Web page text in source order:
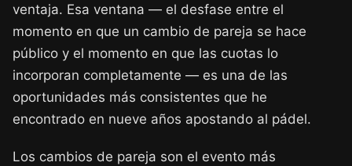
ventaja. Esa ventana — el desfase entre el
momento en que un cambio de pareja se hace
público y el momento en que las cuotas lo
incorporan completamente — es una de las
oportunidades más consistentes que he
encontrado en nueve años apostando al pádel.
Los cambios de pareja son el evento más